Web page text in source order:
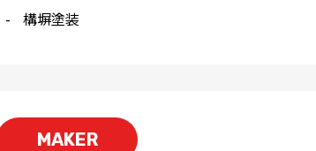
構塀塗装
MAKER